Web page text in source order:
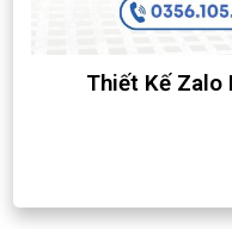
Thiết Kế Zalo